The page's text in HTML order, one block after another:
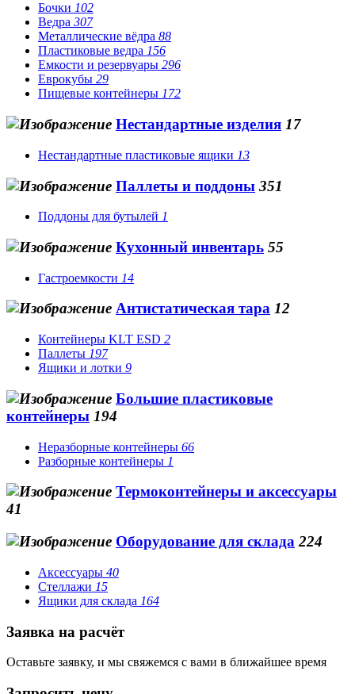
Бочки 102
Ведра 307
Металлические вёдра 88
Пластиковые ведра 156
Емкости и резервуары 296
Еврокубы 29
Пищевые контейнеры 172
Нестандартные изделия 17
Нестандартные пластиковые ящики 13
Паллеты и поддоны 351
Поддоны для бутылей 1
Кухонный инвентарь 55
Гастроемкости 14
Антистатическая тара 12
Контейнеры KLT ESD 2
Паллеты 197
Ящики и лотки 9
Большие пластиковые
контейнеры 194
Неразборные контейнеры 66
Разборные контейнеры 1
Термоконтейнеры и аксессуары
41
Оборудование для склада 224
Аксессуары 40
Стеллажи 15
Ящики для склада 164
Заявка на расчёт
Оставьте заявку, и мы свяжемся с вами в ближайшее время